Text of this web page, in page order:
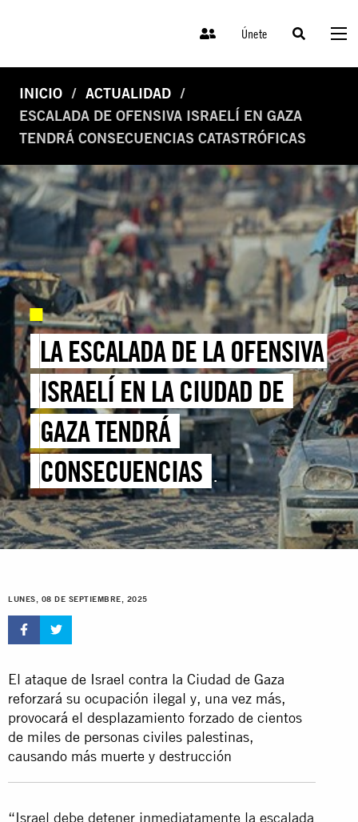
Únete
INICIO
ACTUALIDAD
ESCALADA DE OFENSIVA ISRAELÍ EN GAZA
TENDRÁ CONSECUENCIAS CATASTRÓFICAS
LA ESCALADA DE LA OFENSIVA
ISRAELÍ EN LA CIUDAD DE
GAZA TENDRÁ
CONSECUENCIAS
CATASTRÓFICAS E
IRREVERSIBLES PARA LA
POBLACIÓN PALESTINA
LUNES, 08 DE SEPTIEMBRE, 2025
El ataque de Israel contra la Ciudad de Gaza
reforzará su ocupación ilegal y, una vez más,
provocará el desplazamiento forzado de cientos
de miles de personas civiles palestinas,
causando más muerte y destrucción
“Israel debe detener inmediatamente la escalada